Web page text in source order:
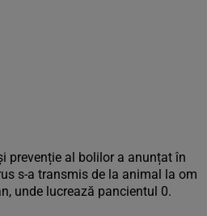
prevenție al bolilor a anunțat în
s-a transmis de la animal la om
unde lucrează pancientul 0.